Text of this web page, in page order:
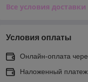
Все условия доставки
Условия оплаты
Онлайн-оплата
Наложенный платеж